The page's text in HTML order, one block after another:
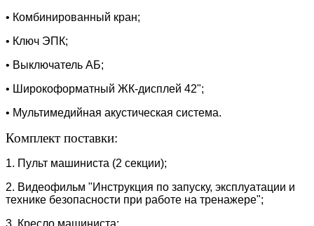
• Комбинированный кран;
• Ключ ЭПК;
• Выключатель АБ;
• Широкоформатный ЖК-дисплей 42";
• Мультимедийная акустическая система.
Комплект поставки:
1. Пульт машиниста (2 секции);
2. Видеофильм "Инструкция по запуску, эксплуатации и
технике безопасности при работе на тренажере";
3. Кресло машиниста;